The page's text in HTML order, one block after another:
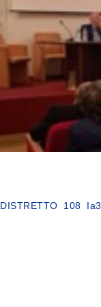
DISTRETTO 108 Ia3